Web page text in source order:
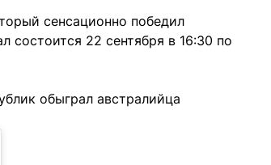
сенсационно победил
состоится 22 сентября в 16:30 по
обыграл австралийца